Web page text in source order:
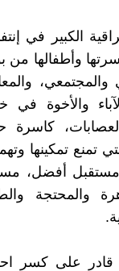
الكبير في
وأطفالها من
والأخوة
العصابات، كاسرة
تمنع تمكينها
أفضل،
والمحتجة
قادر على كسر